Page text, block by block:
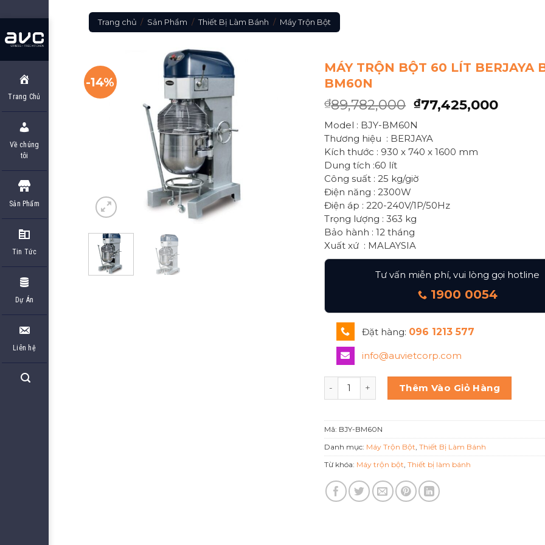
to
content
Trang Chủ
Về chúng
tôi
Sản Phẩm
Tin Tức
Dự Án
Liên hệ
Trang chủ / Sản Phẩm / Thiết Bị Làm Bánh / Máy Trộn Bột
-14%
MÁY TRỘN BỘT 60 LÍT BERJAYA
BM60N
₫89,782,000 ₫77,425,000
Model : BJY-BM60N
Thương hiệu : BERJAYA
Kích thước : 930 x 740 x 1600 mm
Dung tích :60 lít
Công suất : 25 kg/giờ
Điện năng : 2300W
Điện áp : 220-240V/1P/50Hz
Trọng lượng : 363 kg
Bảo hành : 12 tháng
Xuất xứ : MALAYSIA
Tư vấn miễn phí, vui lòng gọi hotline
1900 0054
Đặt hàng: 096 1213 577
info@auvietcorp.com
MÁY TRỘN BỘT 60 LÍT BERJAYA BJY-BM60N số
Thêm Vào Giỏ Hàng
Mã: BJY-BM60N
Danh mục: Máy Trộn Bột,Thiết Bị Làm Bánh
Từ khóa: Máy trộn bột,Thiết bị làm bánh